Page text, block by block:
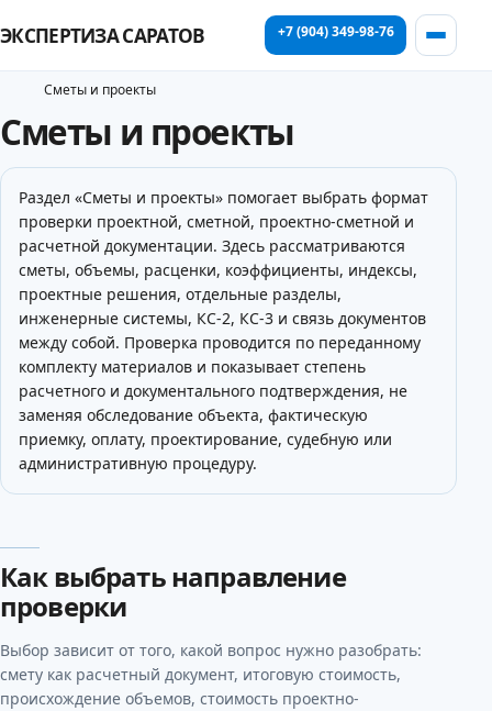
ЭКСПЕРТИЗА САРАТОВ +7 (904) 349-98-76
Сметы и проекты
Сметы и проекты
Раздел «Сметы и проекты» помогает выбрать формат
проверки проектной, сметной, проектно-сметной и
расчетной документации. Здесь рассматриваются
сметы, объемы, расценки, коэффициенты, индексы,
проектные решения, отдельные разделы,
инженерные системы, КС-2, КС-3 и связь документов
между собой. Проверка проводится по переданному
комплекту материалов и показывает степень
расчетного и документального подтверждения, не
заменяя обследование объекта, фактическую
приемку, оплату, проектирование, судебную или
административную процедуру.
Как выбрать направление
проверки
Выбор зависит от того, какой вопрос нужно разобрать:
смету как расчетный документ, итоговую стоимость,
происхождение объемов, стоимость проектно-